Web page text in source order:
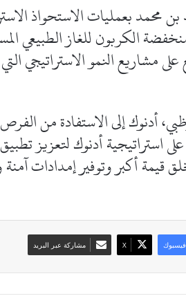
محمد بعمليات الاستحواذ
الكربون للغاز الطبيعي
مشاريع النمو الاستراتيجي
أدنوك إلى الاستفادة من الفرص
استراتيجية أدنوك لتعزيز
قيمة أكبر وتوفير إمدادات
فيسبوك ‫X مشاركة عبر البريد